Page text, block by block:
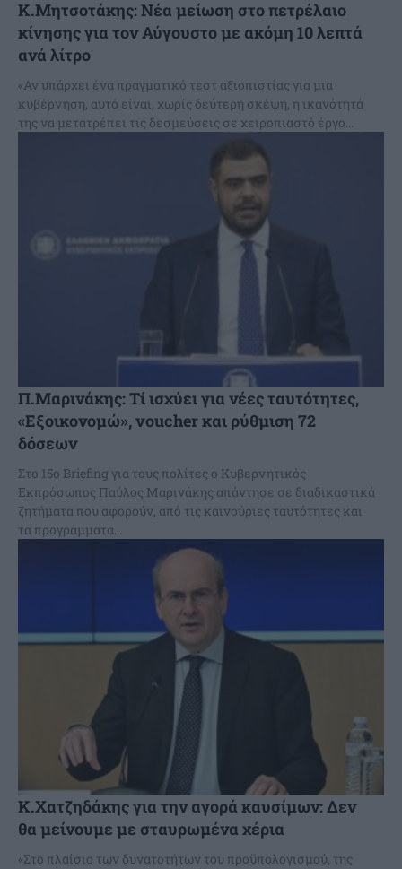
Κ.Μητσοτάκης: Νέα μείωση στο πετρέλαιο
κίνησης για τον Αύγουστο με ακόμη 10 λεπτά
ανά λίτρο
«Αν υπάρχει ένα πραγματικό τεστ αξιοπιστίας για μια
κυβέρνηση, αυτό είναι, χωρίς δεύτερη σκέψη, η ικανότητά
της να μετατρέπει τις δεσμεύσεις σε χειροπιαστό έργο...
Π.Μαρινάκης: Τί ισχύει για νέες ταυτότητες,
«Εξοικονομώ», voucher και ρύθμιση 72
δόσεων
Στο 15ο Briefing για τους πολίτες ο Κυβερνητικός
Εκπρόσωπος Παύλος Μαρινάκης απάντησε σε διαδικαστικά
ζητήματα που αφορούν, από τις καινούριες ταυτότητες και
τα προγράμματα...
K.Χατζηδάκης για την αγορά καυσίμων: Δεν
θα μείνουμε με σταυρωμένα χέρια
«Στο πλαίσιο των δυνατοτήτων του προϋπολογισμού, της